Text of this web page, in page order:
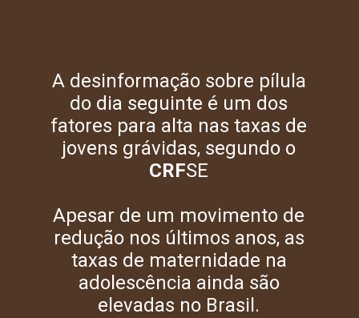
A desinformação sobre pílula
do dia seguinte é um dos
fatores para alta nas taxas de
jovens grávidas, segundo o
CRFSE
Apesar de um movimento de
redução nos últimos anos, as
taxas de maternidade na
adolescência ainda são
elevadas no Brasil.